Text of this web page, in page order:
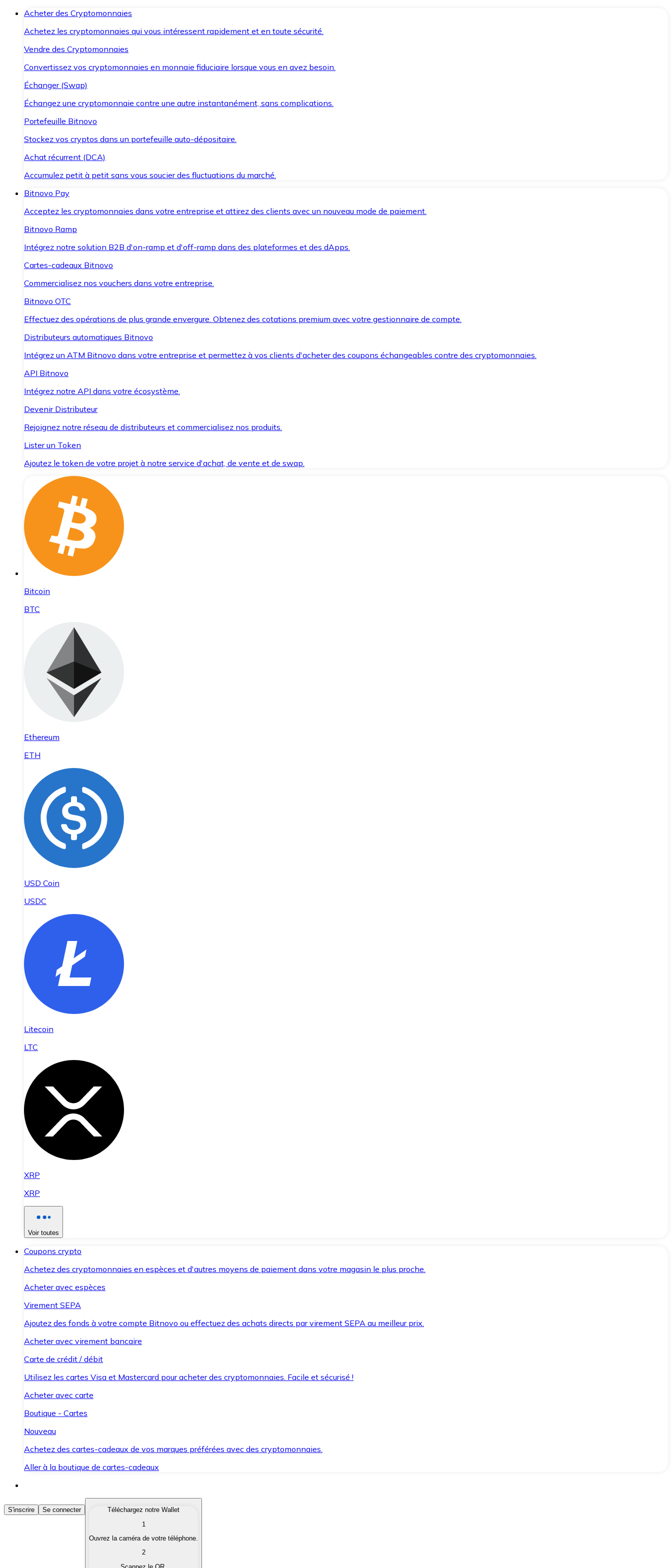
Acheter des Cryptomonnaies
Achetez les cryptomonnaies qui vous intéressent rapidement et en toute sécurité.
Vendre des Cryptomonnaies
Convertissez vos cryptomonnaies en monnaie fiduciaire lorsque vous en avez besoin.
Échanger (Swap)
Échangez une cryptomonnaie contre une autre instantanément, sans complications.
Portefeuille Bitnovo
Stockez vos cryptos dans un portefeuille auto-dépositaire.
Achat récurrent (DCA)
Accumulez petit à petit sans vous soucier des fluctuations du marché.
Bitnovo Pay
Acceptez les cryptomonnaies dans votre entreprise et attirez des clients avec un nouveau mode de paiement.
Bitnovo Ramp
Intégrez notre solution B2B d'on-ramp et d'off-ramp dans des plateformes et des dApps.
Cartes-cadeaux Bitnovo
Commercialisez nos vouchers dans votre entreprise.
Bitnovo OTC
Effectuez des opérations de plus grande envergure. Obtenez des cotations premium avec votre gestionnaire de compte.
Distributeurs automatiques Bitnovo
Intégrez un ATM Bitnovo dans votre entreprise et permettez à vos clients d'acheter des coupons échangeables contre des cryptomonnaies.
API Bitnovo
Intégrez notre API dans votre écosystème.
Devenir Distributeur
Rejoignez notre réseau de distributeurs et commercialisez nos produits.
Lister un Token
Ajoutez le token de votre projet à notre service d'achat, de vente et de swap.
Bitcoin
BTC
Ethereum
ETH
USD Coin
USDC
Litecoin
LTC
XRP
XRP
Voir toutes
Coupons crypto
Achetez des cryptomonnaies en espèces et d'autres moyens de paiement dans votre magasin le plus proche.
Acheter avec espèces
Virement SEPA
Ajoutez des fonds à votre compte Bitnovo ou effectuez des achats directs par virement SEPA au meilleur prix.
Acheter avec virement bancaire
Carte de crédit / débit
Utilisez les cartes Visa et Mastercard pour acheter des cryptomonnaies. Facile et sécurisé !
Acheter avec carte
Boutique - Cartes
Nouveau
Achetez des cartes-cadeaux de vos marques préférées avec des cryptomonnaies.
Aller à la boutique de cartes-cadeaux
Acheter des Cryptomonnaies
Achetez les cryptomonnaies qui vous intéressent rapidement et en toute sécurité.
Convertissez vos cryptomonnaies en monnaie fiduciaire lorsque vous en avez besoin.
S'inscrire Se connecter
Téléchargez notre Wallet
1
Ouvrez la caméra de votre téléphone.
2